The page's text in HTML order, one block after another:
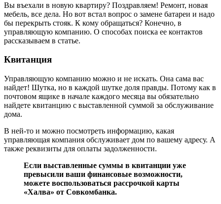
Вы въехали в новую квартиру? Поздравляем! Ремонт, новая
мебель, все дела. Но вот встал вопрос о замене батареи и надо
бы перекрыть стояк. К кому обращаться? Конечно, в
управляющую компанию. О способах поиска ее контактов
рассказываем в статье.
Квитанция
Управляющую компанию можно и не искать. Она сама вас
найдет! Шутка, но в каждой шутке доля правды. Потому как в
почтовом ящике в начале каждого месяца вы обязательно
найдете квитанцию с выставленной суммой за обслуживание
дома.
В ней-то и можно посмотреть информацию, какая
управляющая компания обслуживает дом по вашему адресу. А
также реквизиты для оплаты задолженности.
Если выставленные суммы в квитанции уже
превысили ваши финансовые возможности,
можете воспользоваться рассрочкой карты
«Халва» от Совкомбанка.